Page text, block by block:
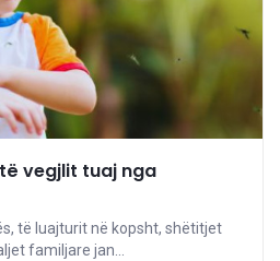
të vegjlit tuaj nga
të luajturit në kopsht, shëtitjet
familjare jan...